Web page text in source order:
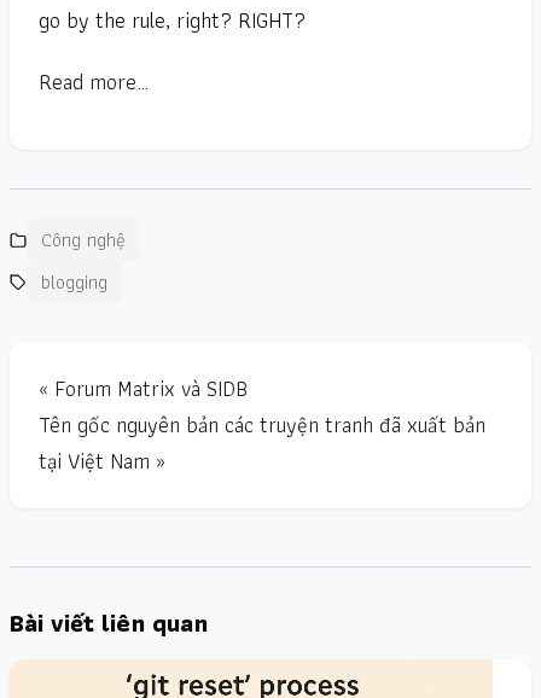
go by the rule, right? RIGHT?
Read more…
Công nghệ
blogging
« Forum Matrix và SIDB
Tên gốc nguyên bản các truyện tranh đã xuất bản
tại Việt Nam »
Bài viết liên quan